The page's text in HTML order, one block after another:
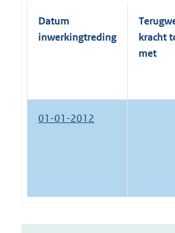
Datum
inwerkingtreding
kracht
met
01-01-2012